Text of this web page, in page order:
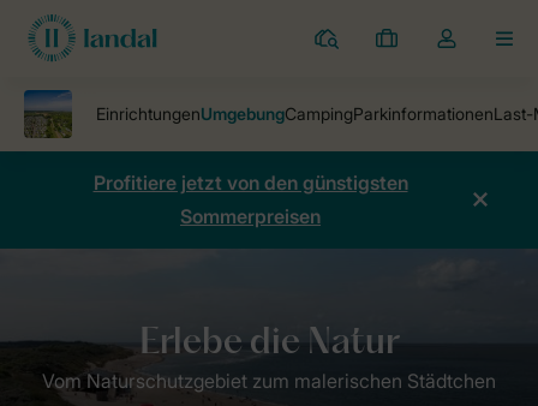
Ferienparks
Meine
Dropdown-
öffnen
Profitiere jetzt von den günstigsten
Sommerpreisen